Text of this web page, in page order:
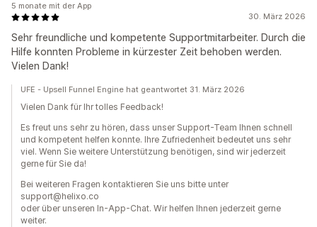
30. März 2026
Sehr freundliche und kompetente Supportmitarbeiter. Durch die
Hilfe konnten Probleme in kürzester Zeit behoben werden.
Vielen Dank!
5 monate mit der App
UFE - Upsell Funnel Engine hat geantwortet 31. März 2026
Vielen Dank für Ihr tolles Feedback!
Es freut uns sehr zu hören, dass unser Support-Team Ihnen schnell
und kompetent helfen konnte. Ihre Zufriedenheit bedeutet uns sehr
viel. Wenn Sie weitere Unterstützung benötigen, sind wir jederzeit
gerne für Sie da!
Bei weiteren Fragen kontaktieren Sie uns bitte unter
support@helixo.co
oder über unseren In-App-Chat. Wir helfen Ihnen jederzeit gerne
weiter.